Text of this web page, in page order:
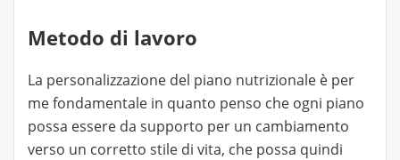
Metodo di lavoro
La personalizzazione del piano nutrizionale è per
me fondamentale in quanto penso che ogni piano
possa essere da supporto per un cambiamento
verso un corretto stile di vita, che possa quindi